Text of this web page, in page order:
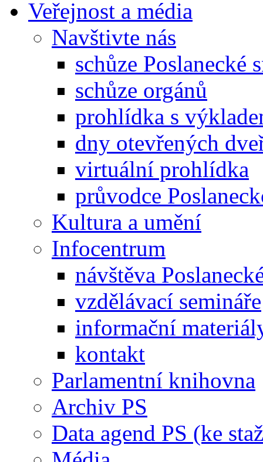
Veřejnost a média
Navštivte nás
schůze Poslanecké
schůze orgánů
prohlídka s
dny otevřených
virtuální prohlídka
průvodce
Kultura a umění
Infocentrum
návštěva
vzdělávací semináře
informační
kontakt
Parlamentní knihovna
Archiv PS
Data agend PS (ke